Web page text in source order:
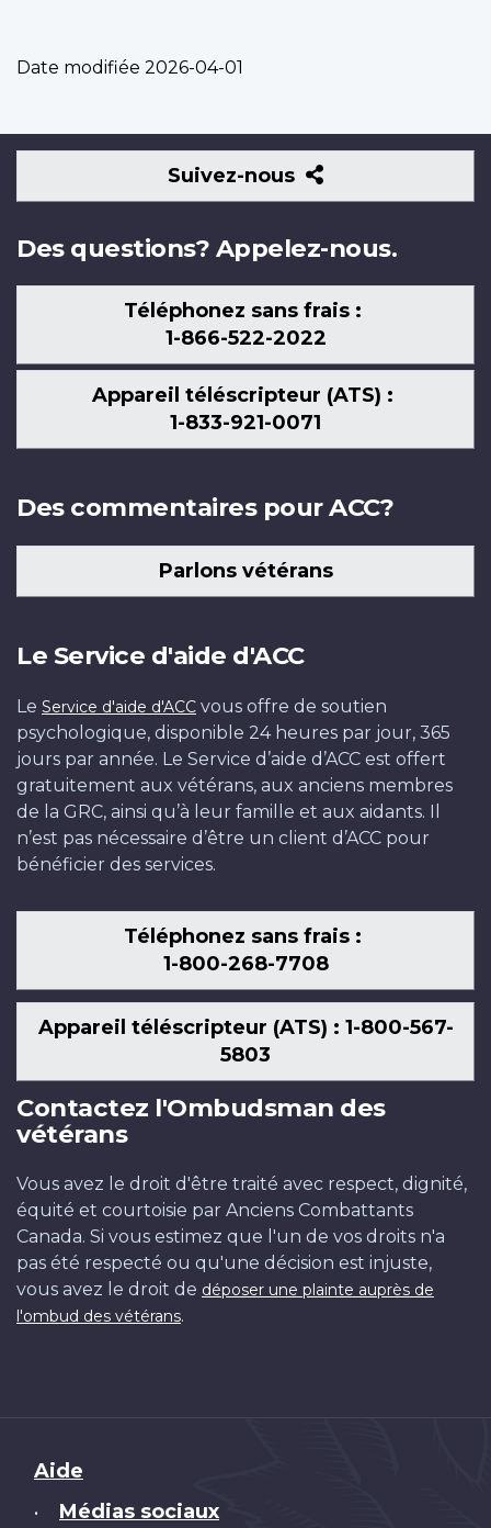
Date modifiée 2026-04-01
Suivez-nous
Suivez-
nous
Des questions? Appelez-nous.
Téléphonez sans frais :
1-866-522-2022
Appareil téléscripteur (ATS) :
1-833-921-0071
Des commentaires pour ACC?
Parlons vétérans
Le Service d'aide d'ACC
Le Service d'aide d'ACC vous offre de soutien
psychologique, disponible 24 heures par jour, 365
jours par année. Le Service d’aide d’ACC est offert
gratuitement aux vétérans, aux anciens membres
de la GRC, ainsi qu’à leur famille et aux aidants. Il
n’est pas nécessaire d’être un client d’ACC pour
bénéficier des services.
Téléphonez sans frais :
1-800-268-7708
Appareil téléscripteur (ATS) : 1-800-567-
5803
Contactez l'Ombudsman des
vétérans
Vous avez le droit d'être traité avec respect, dignité,
équité et courtoisie par Anciens Combattants
Canada. Si vous estimez que l'un de vos droits n'a
pas été respecté ou qu'une décision est injuste,
vous avez le droit de déposer une plainte auprès de
l'ombud des vétérans.
Brand
Aide
• Médias sociaux